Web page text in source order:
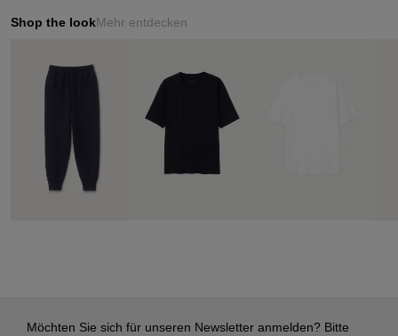
Shop the lookMehr entdecken
Möchten Sie sich für unseren Newsletter anmelden? Bitte